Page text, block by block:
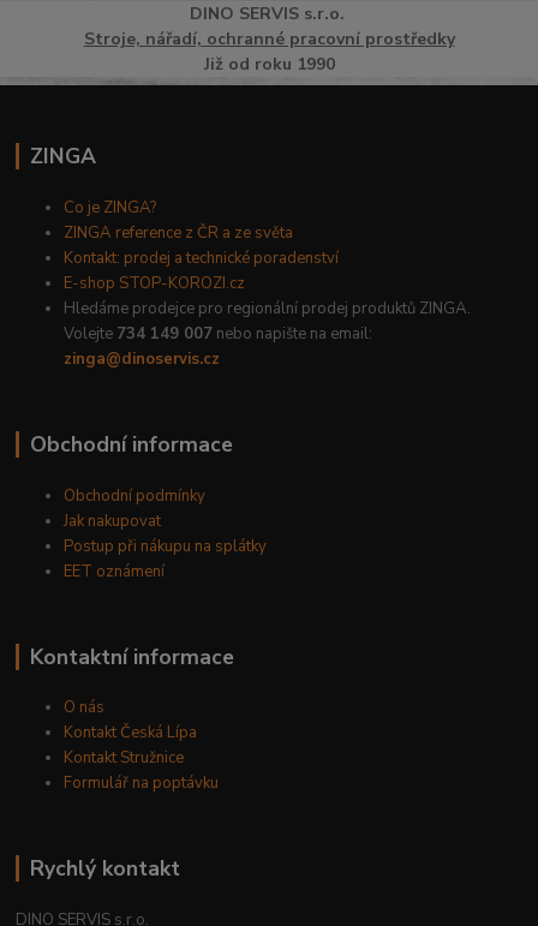
DINO SERVISs.r.o.
Stroje, nářadí, ochranné pracovní prostředky
Již od roku 1990
ZINGA
Co je ZINGA?
ZINGA reference z ČR a ze světa
Kontakt: prodej a technické poradenství
E-shop STOP-KOROZI.cz
Hledáme prodejce pro regionální prodej produktů ZINGA.
Volejte 734 149 007 nebo napište na email:
zinga@dinoservis.cz
Obchodní informace
Obchodní podmínky
Jak nakupovat
Postup při nákupu na splátky
EET oznámení
Kontaktní informace
O nás
Kontakt Česká Lípa
Kontakt Stružnice
Formulář na poptávku
Rychlý kontakt
DINO SERVIS s.r.o.